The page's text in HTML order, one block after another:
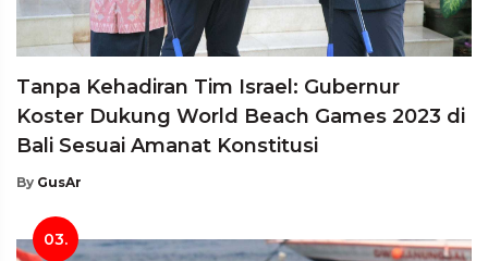
Tanpa Kehadiran Tim Israel: Gubernur
Koster Dukung World Beach Games 2023 di
Bali Sesuai Amanat Konstitusi
By GusAr
03.